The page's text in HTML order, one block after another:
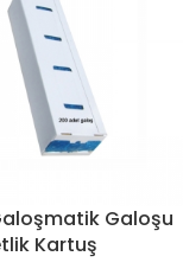
Galoşu
Kartuş